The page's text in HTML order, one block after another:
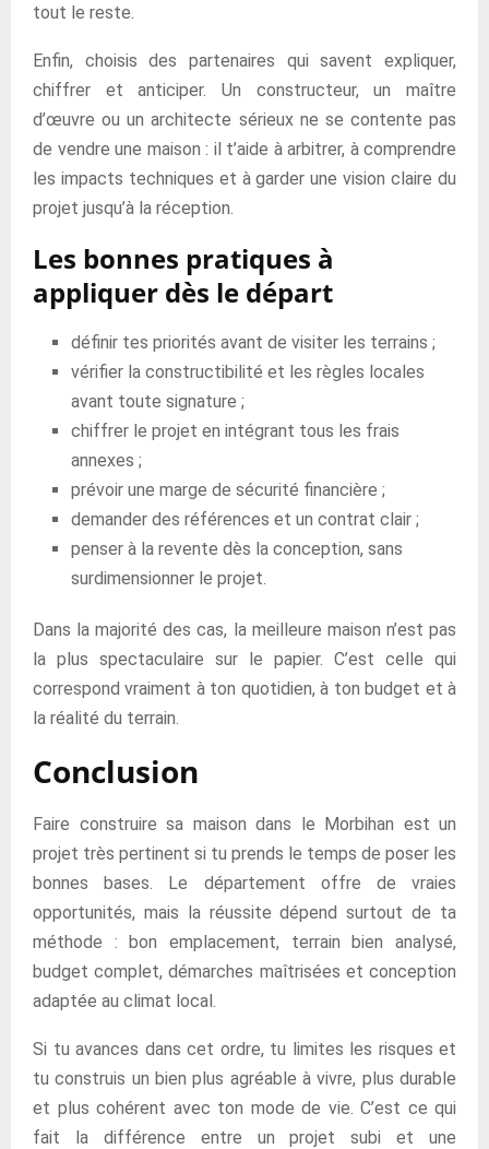
tout le reste.
Enfin, choisis des partenaires qui savent expliquer,
chiffrer et anticiper. Un constructeur, un maître
d’œuvre ou un architecte sérieux ne se contente pas
de vendre une maison : il t’aide à arbitrer, à comprendre
les impacts techniques et à garder une vision claire du
projet jusqu’à la réception.
Les bonnes pratiques à
appliquer dès le départ
définir tes priorités avant de visiter les terrains ;
vérifier la constructibilité et les règles locales
avant toute signature ;
chiffrer le projet en intégrant tous les frais
annexes ;
prévoir une marge de sécurité financière ;
demander des références et un contrat clair ;
penser à la revente dès la conception, sans
surdimensionner le projet.
Dans la majorité des cas, la meilleure maison n’est pas
la plus spectaculaire sur le papier. C’est celle qui
correspond vraiment à ton quotidien, à ton budget et à
la réalité du terrain.
Conclusion
Faire construire sa maison dans le Morbihan est un
projet très pertinent si tu prends le temps de poser les
bonnes bases. Le département offre de vraies
opportunités, mais la réussite dépend surtout de ta
méthode : bon emplacement, terrain bien analysé,
budget complet, démarches maîtrisées et conception
adaptée au climat local.
Si tu avances dans cet ordre, tu limites les risques et
tu construis un bien plus agréable à vivre, plus durable
et plus cohérent avec ton mode de vie. C’est ce qui
fait la différence entre un projet subi et une